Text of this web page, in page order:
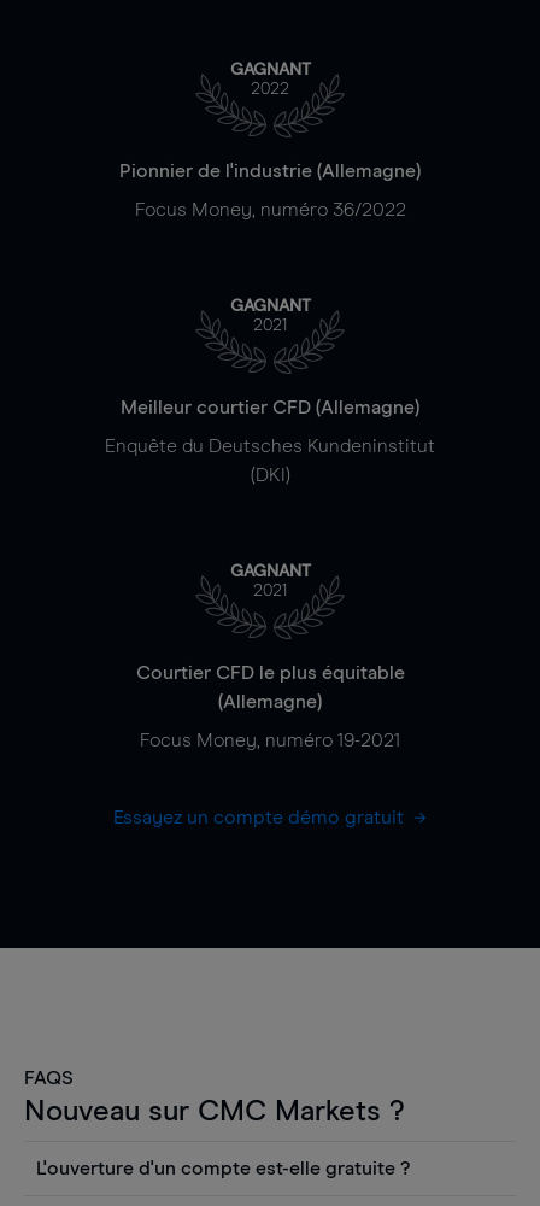
GAGNANT
2022
Pionnier de l'industrie (Allemagne)
Focus Money, numéro 36/2022
GAGNANT
2021
Meilleur courtier CFD (Allemagne)
Enquête du Deutsches Kundeninstitut
(DKI)
GAGNANT
2021
Courtier CFD le plus équitable
(Allemagne)
Focus Money, numéro 19-2021
Essayez un compte démo gratuit
FAQS
Nouveau sur CMC Markets ?
L'ouverture d'un compte est-elle gratuite ?